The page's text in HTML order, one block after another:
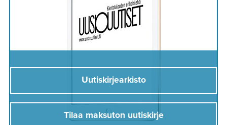
Uutiskirjearkisto
Tilaa maksuton uutiskirje